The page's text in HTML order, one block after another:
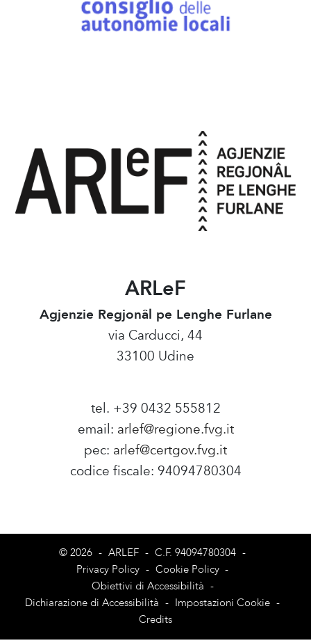
ARLeF
Agjenzie Regjonâl pe Lenghe Furlane
via Carducci, 44
33100 Udine
tel. +39 0432 555812
email: arlef@regione.fvg.it
pec: arlef@certgov.fvg.it
codice fiscale: 94094780304
© 2026 - ARLEF - C.F. 94094780304 -
Privacy Policy - Cookie Policy -
Obiettivi di Accessibilità -
Dichiarazione di Accessibilità - Impostazioni Cookie -
Credits